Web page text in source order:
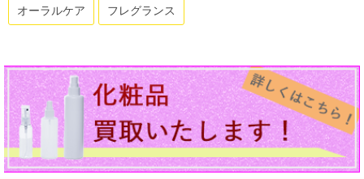
オーラルケア フレグランス